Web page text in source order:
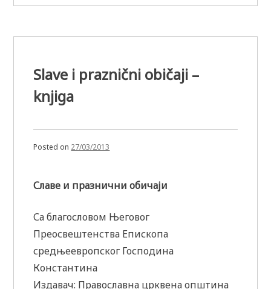
Slave i praznični običaji –
knjiga
Posted on 27/03/2013
Славе и празнични обичаји
Са благословом Његовог
Преосвештенства Епископа
средњеевропског Господина
Константина
Издавач: Православна црквена општина